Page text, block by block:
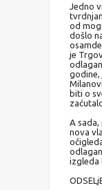
Jedno
od
došlo
je
godine,
biti o
A sada,
nova
izgleda